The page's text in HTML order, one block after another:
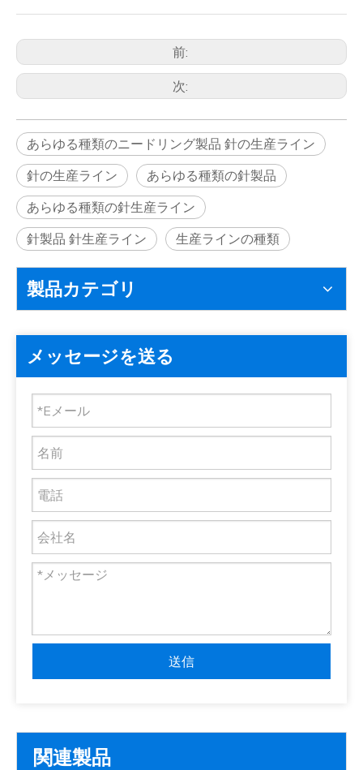
前:
次:
あらゆる種類のニードリング製品 針の生産ライン
針の生産ライン
あらゆる種類の針製品
あらゆる種類の針生産ライン
針製品 針生産ライン
生産ラインの種類
製品カテゴリ
メッセージを送る
送信
関連製品